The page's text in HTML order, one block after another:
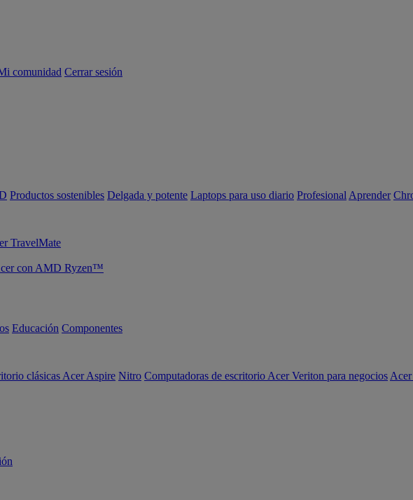
comunidad Cerrar sesión
Productos sostenibles Delgada y potente Laptops para uso diario Profesional Aprender
TravelMate
con AMD Ryzen™
Educación Componentes
clásicas Acer Aspire Nitro Computadoras de escritorio Acer Veriton para negocios